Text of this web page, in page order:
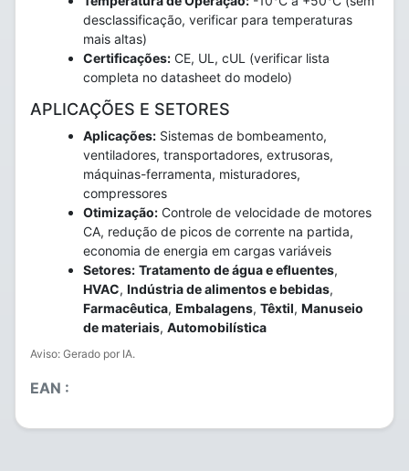
desclassificação, verificar para temperaturas
mais altas)
Certificações: CE, UL, cUL (verificar lista
completa no datasheet do modelo)
APLICAÇÕES E SETORES
Aplicações: Sistemas de bombeamento,
ventiladores, transportadores, extrusoras,
máquinas-ferramenta, misturadores,
compressores
Otimização: Controle de velocidade de motores
CA, redução de picos de corrente na partida,
economia de energia em cargas variáveis
Setores: Tratamento de água e efluentes,
HVAC, Indústria de alimentos e bebidas,
Farmacêutica, Embalagens, Têxtil, Manuseio
de materiais, Automobilística
Aviso: Gerado por IA.
EAN :